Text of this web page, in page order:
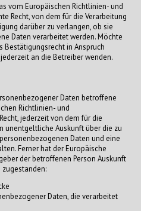
vom Europäischen Richtlinien- und
Recht, von dem für die Verarbeitung
darüber zu verlangen, ob sie
Daten verarbeitet werden. Möchte
Bestätigungsrecht in Anspruch
an die Betreiber wenden.
Daten betroffene
Richtlinien- und
jederzeit von dem für die
unentgeltliche Auskunft über die zu
Daten und eine
Ferner hat der Europäische
der betroffenen Person Auskunft
Daten, die verarbeitet